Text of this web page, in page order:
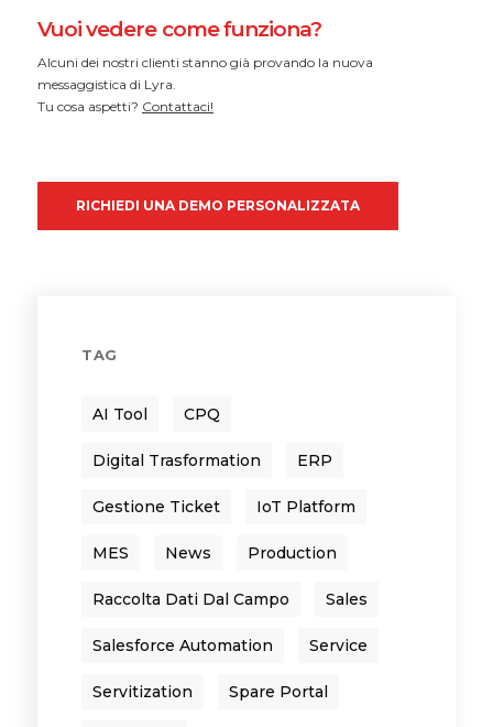
Vuoi vedere come funziona?
Alcuni dei nostri clienti stanno già provando la nuova
messaggistica di Lyra.
Tu cosa aspetti? Contattaci!
RICHIEDI UNA DEMO PERSONALIZZATA
TAG
AI Tool CPQ
Digital Trasformation ERP
Gestione Ticket IoT Platform
MES News Production
Raccolta Dati Dal Campo Sales
Salesforce Automation Service
Servitization Spare Portal